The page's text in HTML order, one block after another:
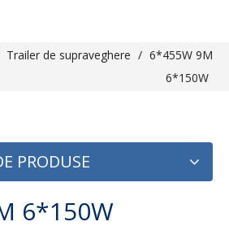
Trailer de supraveghere / 6*455W 9M
6*150W
PRODUSE
6*150W